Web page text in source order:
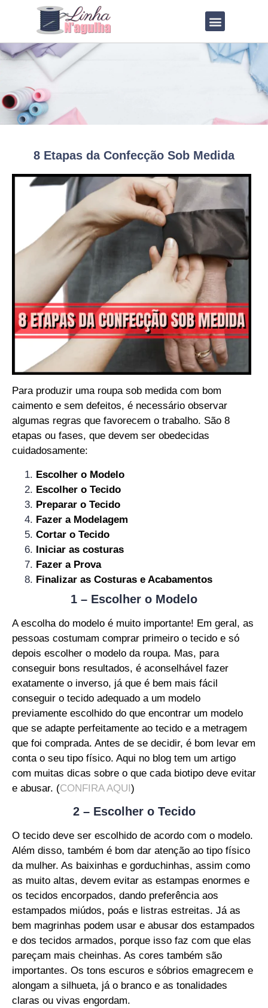
8 Etapas da Confecção Sob Medida
Para produzir uma roupa sob medida com bom
caimento e sem defeitos, é necessário observar
algumas regras que favorecem o trabalho. São 8
etapas ou fases, que devem ser obedecidas
cuidadosamente:
Escolher o Modelo
Escolher o Tecido
Preparar o Tecido
Fazer a Modelagem
Cortar o Tecido
Iniciar as costuras
Fazer a Prova
Finalizar as Costuras e Acabamentos
1 – Escolher o Modelo
A escolha do modelo é muito importante! Em geral, as
pessoas costumam comprar primeiro o tecido e só
depois escolher o modelo da roupa. Mas, para
conseguir bons resultados, é aconselhável fazer
exatamente o inverso, já que é bem mais fácil
conseguir o tecido adequado a um modelo
previamente escolhido do que encontrar um modelo
que se adapte perfeitamente ao tecido e a metragem
que foi comprada. Antes de se decidir, é bom levar em
conta o seu tipo físico. Aqui no blog tem um artigo
com muitas dicas sobre o que cada biotipo deve evitar
e abusar. (CONFIRA AQUI)
2 – Escolher o Tecido
O tecido deve ser escolhido de acordo com o modelo.
Além disso, também é bom dar atenção ao tipo físico
da mulher. As baixinhas e gorduchinhas, assim como
as muito altas, devem evitar as estampas enormes e
os tecidos encorpados, dando preferência aos
estampados miúdos, poás e listras estreitas. Já as
bem magrinhas podem usar e abusar dos estampados
e dos tecidos armados, porque isso faz com que elas
pareçam mais cheinhas. As cores também são
importantes. Os tons escuros e sóbrios emagrecem e
alongam a silhueta, já o branco e as tonalidades
claras ou vivas engordam.